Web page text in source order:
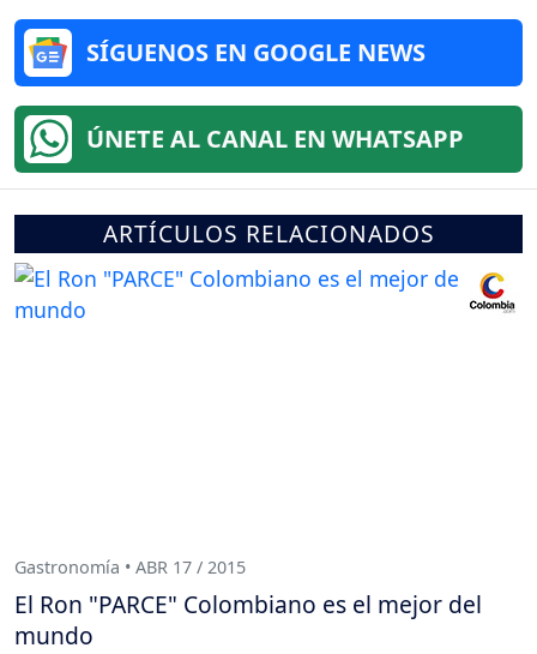
SÍGUENOS EN GOOGLE NEWS
ÚNETE AL CANAL EN WHATSAPP
ARTÍCULOS RELACIONADOS
Gastronomía • ABR 17 / 2015
El Ron "PARCE" Colombiano es el mejor del
mundo